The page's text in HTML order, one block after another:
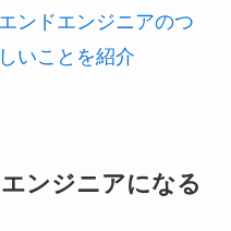
ンドエンジニアのつ
いことを紹介
ンジニアになる